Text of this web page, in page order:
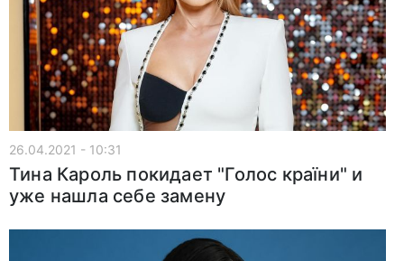
26.04.2021 - 10:31
Тина Кароль покидает "Голос країни" и
уже нашла себе замену